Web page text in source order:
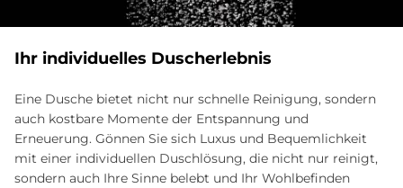
Ihr in­di­vi­du­el­les Du­sch­er­leb­nis
Eine Dusche bietet nicht nur schnelle Reinigung, sondern
auch kostbare Momente der Entspannung und
Erneuerung. Gönnen Sie sich Luxus und Bequemlichkeit
mit einer individuellen Duschlösung, die nicht nur reinigt,
sondern auch Ihre Sinne belebt und Ihr Wohlbefinden